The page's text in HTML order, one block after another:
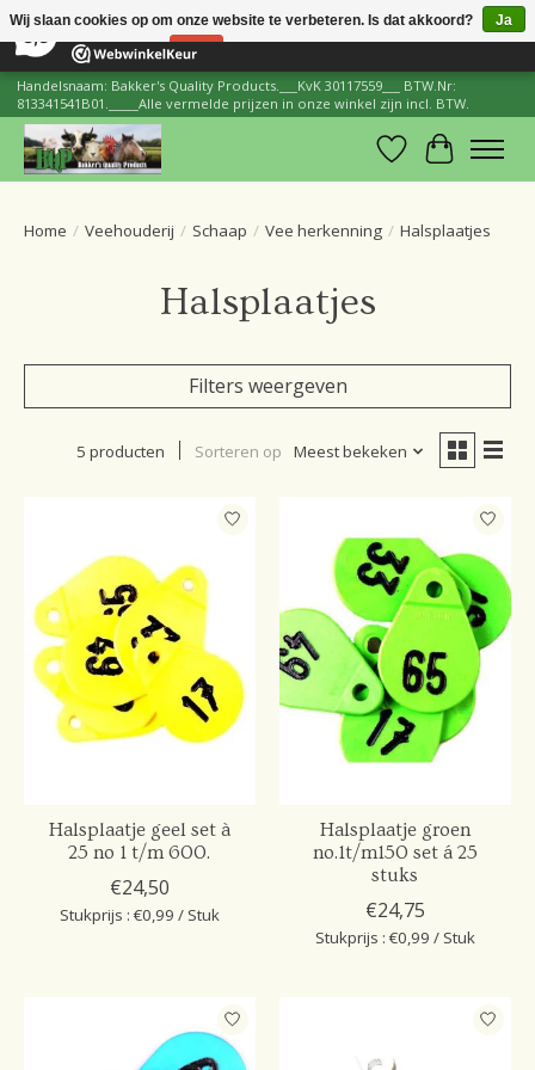
206 Reviews ×
Handelsnaam: Bakker's Quality Products.___KvK 30117559___ BTW.Nr:
813341541B01._____Alle vermelde prijzen in onze winkel zijn incl. BTW.
Verlanglijst
Home / Veehouderij / Schaap / Vee herkenning / Halsplaatjes
Halsplaatjes
Filters weergeven
5 producten Sorteren op Meest bekeken
Halsplaatje geel set à
25 no 1 t/m 600.
€24,50
Stukprijs : €0,99 / Stuk
Halsplaatje groen
no.1t/m150 set á 25
stuks
€24,75
Stukprijs : €0,99 / Stuk
Wij slaan cookies op om onze website te verbeteren. Is dat akkoord?
Ja
Nee